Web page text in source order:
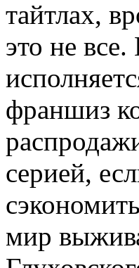
тайтлах,
это не
франшиз
серией,
мир